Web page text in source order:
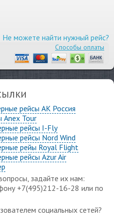
Не можете найти нужный рейс?
Способы оплаты
рейсы АК Россия
Anex Tour
рейсы I-Fly
рейсы Nord Wind
рейы Royal Flight
рейсы Azur Air
задайте их нам:
+7(495)212-16-28 или по
социальных сетей?